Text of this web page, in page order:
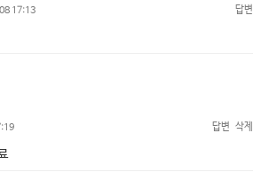
17:13 답변
답변 삭제